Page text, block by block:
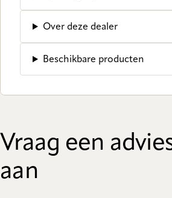
Over deze dealer
Beschikbare producten
Vraag een
aan